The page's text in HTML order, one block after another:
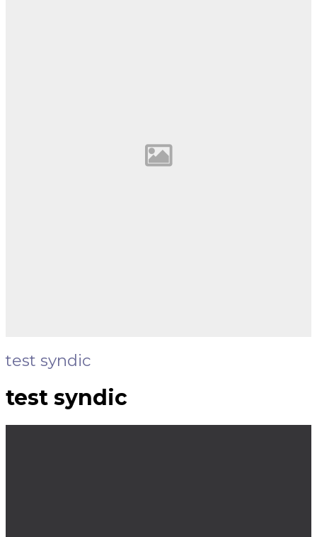
test syndic
test syndic